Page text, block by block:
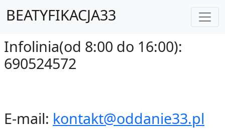
BEATYFIKACJA33
Infolinia(od 8:00 do 16:00):
690524572
E-mail: kontakt@oddanie33.pl